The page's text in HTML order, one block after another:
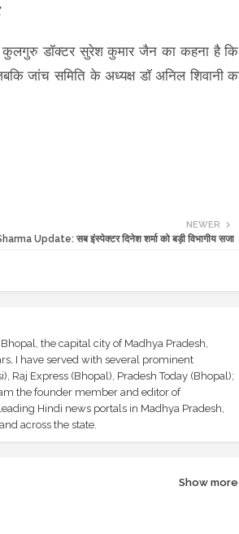
डॉक्टर सुरेश कुमार जैन का कहना है
जांच समिति के अध्यक्ष डॉ अनिल शिवानी
NEWER
Update: सब इंस्पेक्टर दिनेश शर्मा को बड़ी विभागीय सजा
the capital city of Madhya Pradesh,
I have served with several prominent
Raj Express (Bhopal), Pradesh Today (Bhopal);
the founder member and editor of
Hindi news portals in Madhya Pradesh,
across the state.
Show more